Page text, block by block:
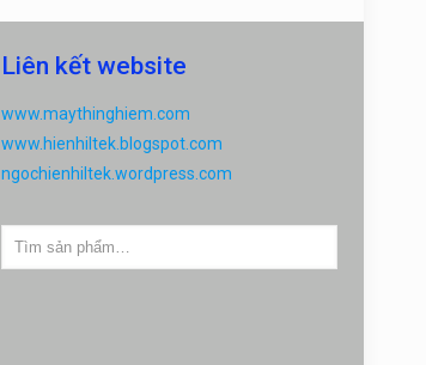
Liên kết website
www.maythinghiem.com
www.hienhiltek.blogspot.com
ngochienhiltek.wordpress.com